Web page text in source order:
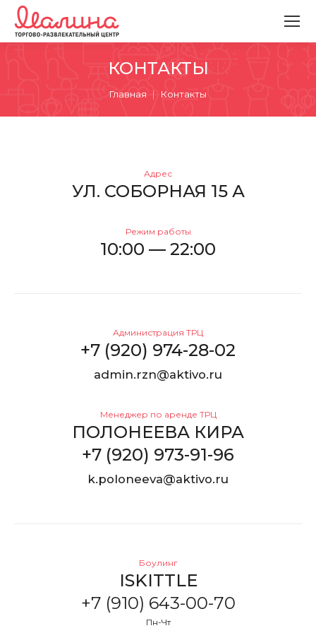
КОНТАКТЫ
Вы здесь:
Главная Контакты
Адрес
УЛ. СОБОРНАЯ 15 А
Режим работы
10:00 — 22:00
Администрация ТРЦ
+7 (920) 974-28-02
admin.rzn@aktivo.ru
Менеджер по аренде ТРЦ
ПОЛОНЕЕВА КИРА
+7 (920) 973-91-96
k.poloneeva@aktivo.ru
Боулинг
ISKITTLE
+7 (910) 643-00-70
Пн-Чт